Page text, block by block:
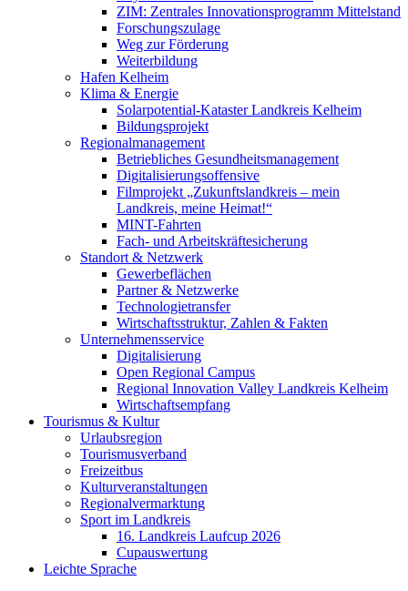
ZIM: Zentrales Innovationsprogramm Mittelstand
Forschungszulage
Weg zur Förderung
Weiterbildung
Hafen Kelheim
Klima & Energie
Solarpotential-Kataster Landkreis Kelheim
Bildungsprojekt
Regionalmanagement
Betriebliches Gesundheitsmanagement
Digitalisierungsoffensive
Filmprojekt „Zukunftslandkreis – mein
Landkreis, meine Heimat!“
MINT-Fahrten
Fach- und Arbeitskräftesicherung
Standort & Netzwerk
Gewerbeflächen
Partner & Netzwerke
Technologietransfer
Wirtschaftsstruktur, Zahlen & Fakten
Unternehmensservice
Digitalisierung
Open Regional Campus
Regional Innovation Valley Landkreis Kelheim
Wirtschaftsempfang
Tourismus & Kultur
Urlaubsregion
Tourismusverband
Freizeitbus
Kulturveranstaltungen
Regionalvermarktung
Sport im Landkreis
16. Landkreis Laufcup 2026
Cupauswertung
Leichte Sprache